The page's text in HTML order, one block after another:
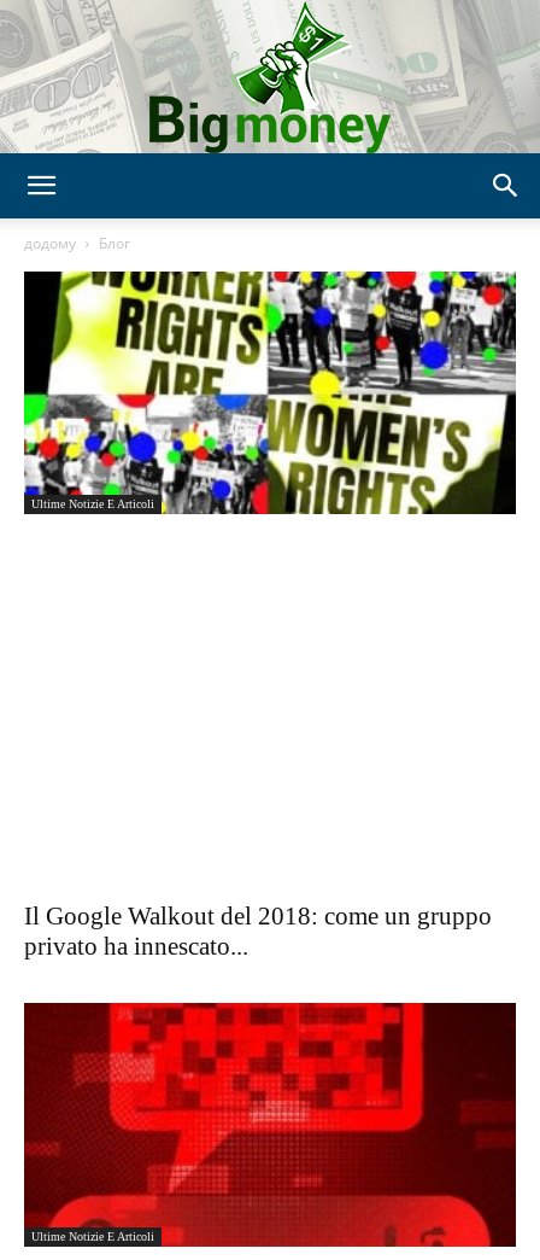
Finanza,
Tecnologia
додому Блог
Ultime Notizie E Articoli
Il Google Walkout del 2018: come un gruppo
privato ha innescato...
Ultime Notizie E Articoli